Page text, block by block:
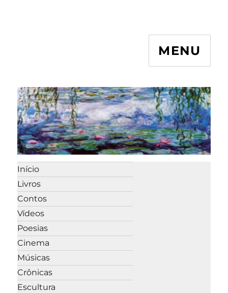
MENU
Início
Livros
Contos
Vídeos
Poesias
Cinema
Músicas
Crônicas
Escultura